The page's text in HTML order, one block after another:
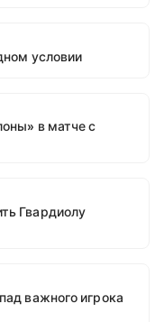
условии
в матче с
Гвардиолу
важного игрока